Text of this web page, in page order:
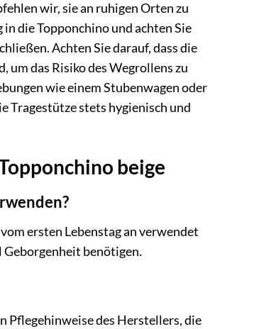
wir, sie an ruhigen Orten zu
die Topponchino und achten Sie
Achten Sie darauf, dass die
um das Risiko des Wegrollens zu
wie einem Stubenwagen oder
Tragestütze stets hygienisch und
beige
ersten Lebenstag an verwendet
Geborgenheit benötigen.
Pflegehinweise des Herstellers, die